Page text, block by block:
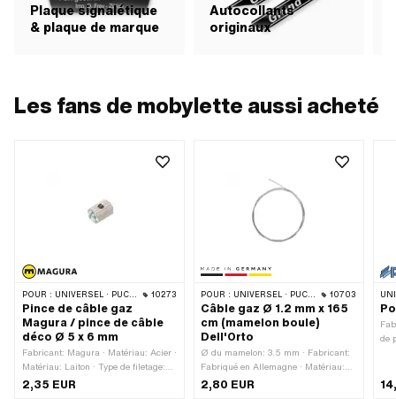
Plaque signalétique
& plaque de marque
Autocollants
originaux
Les fans de mobylette aussi acheté
POUR : UNIVERSEL · PUCH · SACHS · PONY / CILO (BÊTA 521 & 512) · PIAGGIO · ZÜNDAPP BELMONDO · TOMOS 10273
Pince de câble gaz
Magura / pince de câble
déco Ø 5 x 6 mm
Fabricant: Magura · Matériau: Acier ·
Matériau: Laiton · Type de filetage:
M4x0.7 (filetage standard) · Ø
extérieur: 5 mm · Ø passage de
2,35 EUR
POUR : UNIVERSEL · PUCH · SACHS · PONY / CILO (BÊTA 521 & 512) · PIAGGIO · TOMOS · CILO · HERCULES 10703
Câble gaz Ø 1.2 mm x 165
cm (mamelon boule)
Dell'Orto
Ø du mamelon: 3.5 mm · Fabricant:
Fabriqué en Allemagne · Matériau:
Acier · Ø du toron: 1.2 mm · Forme
du mamelon: Boule · Surface:
2,80 EUR
de